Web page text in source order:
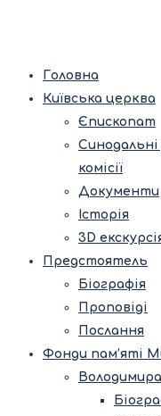
Головна
Київська церква
Єпископат
комісії
Документи
Історія
3D
Предстоятель
Біографія
Проповіді
Послання
Фонди пам’яті